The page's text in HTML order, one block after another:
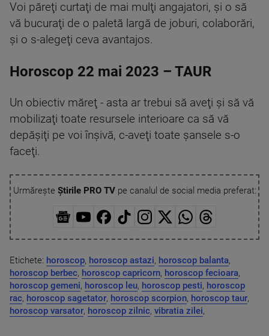
Voi păreţi curtaţi de mai mulţi angajatori, și o să
vă bucuraţi de o paletă largă de joburi, colaborări,
şi o s-alegeţi ceva avantajos.
Horoscop 22 mai 2023 – TAUR
Un obiectiv măreţ - asta ar trebui să aveţi şi să vă
mobilizaţi toate resursele interioare ca să vă
depăşiţi pe voi înşivă, c-aveţi toate şansele s-o
faceţi.
Urmărește Știrile PRO TVpe canalul de social media preferat:
Etichete: horoscop, horoscop astazi, horoscop balanta,
horoscop berbec, horoscop capricorn, horoscop fecioara,
horoscop gemeni, horoscop leu, horoscop pesti, horoscop
rac, horoscop sagetator, horoscop scorpion, horoscop taur,
horoscop varsator, horoscop zilnic, vibratia zilei,